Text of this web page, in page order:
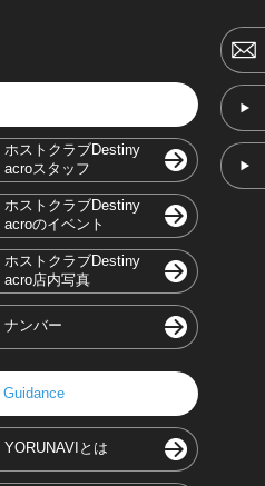
ホストクラブDestiny
acroスタッフ
ホストクラブDestiny
acroのイベント
ホストクラブDestiny
acro店内写真
ナンバー
Guidance
YORUNAVIとは